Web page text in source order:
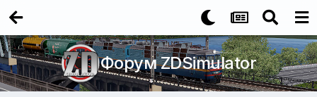
Форум ZDSimulator